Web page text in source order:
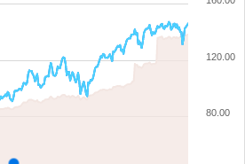
80.00
120.00